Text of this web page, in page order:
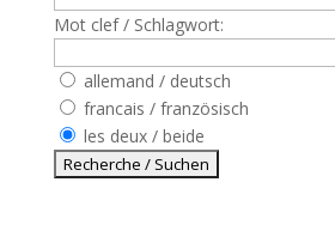
Mot clef / Schlagwort:
allemand / deutsch
francais / französisch
les deux / beide